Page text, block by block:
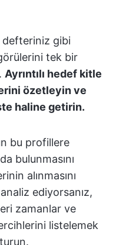
gibi
tek bir
Ayrıntılı hedef kitle
özetleyin ve
haline getirin.
bu profillere
bulunmasını
alınmasını
ediyorsanız,
zamanlar ve
listelemek